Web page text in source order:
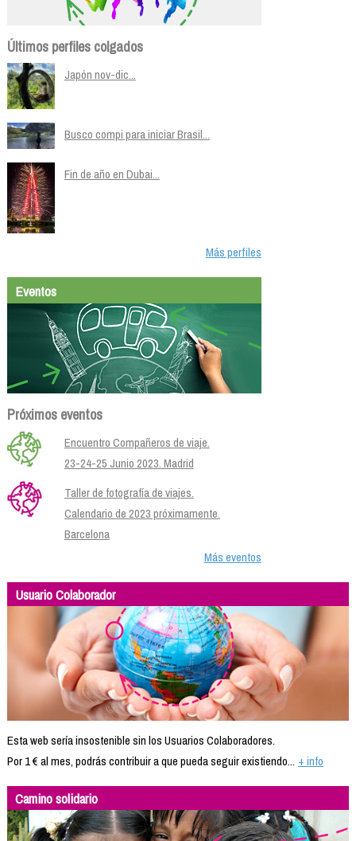
Últimos perfiles colgados
Japón nov-dic...
Busco compi para iniciar Brasil...
Fin de año en Dubai...
Más perfiles
Eventos
Próximos eventos
Encuentro Compañeros de viaje.
23-24-25 Junio 2023. Madrid
Taller de fotografía de viajes.
Calendario de 2023 próximamente.
Barcelona
Más eventos
Usuario Colaborador
Esta web sería insostenible sin los Usuarios Colaboradores.
Por 1 € al mes, podrás contribuir a que pueda seguir existiendo... + info
Camino solidario